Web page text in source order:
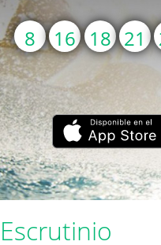
8 16 18 21
Escrutinio